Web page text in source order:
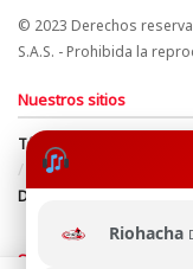
Riohacha
© 2023 Derechos
S.A.S. - Prohibida la
Nuestros sitios
Términos y Condiciones
Política de uso de
Directrices Editoriales
Síguenos